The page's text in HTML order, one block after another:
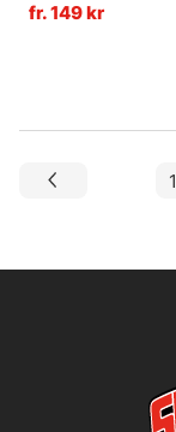
fr. 149 kr
1